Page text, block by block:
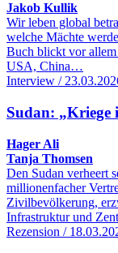
Jakob Kullik
Wir leben global
welche Mächte
Buch blickt vor allem
USA, China…
Interview /
Sudan: „Kriege
Hager Ali
Tanja Thomsen
Den Sudan verheert
millionenfacher
Zivilbevölkerung,
Infrastruktur und
Rezension /